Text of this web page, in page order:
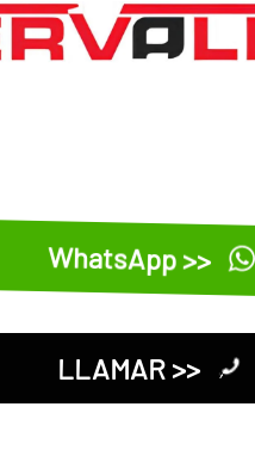
WhatsApp >>
LLAMAR >>